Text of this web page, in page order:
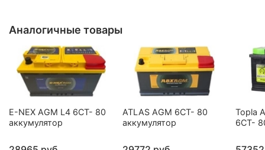
Аналогичные товары
E-NEX AGM L4 6CT- 80
аккумулятор
ATLAS AGM 6CT- 80
аккумулятор
Topla
6CT-